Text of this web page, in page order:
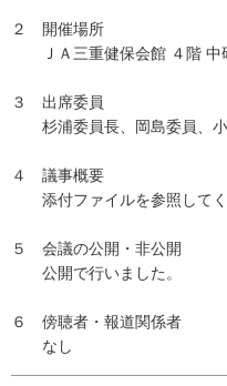
２ 開催場所
ＪＡ三重健保会館 ４階 中
３ 出席委員
杉浦委員長、岡島委員、
４ 議事概要
添付ファイルを参照してく
５ 会議の公開・非公開
公開で行いました。
６ 傍聴者・報道関係者
なし